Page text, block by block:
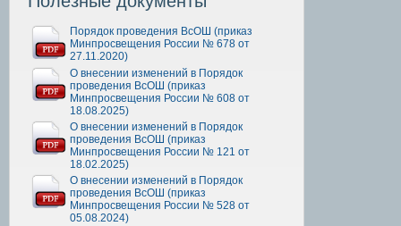
Порядок проведения ВсОШ (приказ
Минпросвещения России № 678 от
27.11.2020)
О внесении изменений в Порядок
проведения ВсОШ (приказ
Минпросвещения России № 608 от
18.08.2025)
О внесении изменений в Порядок
проведения ВсОШ (приказ
Минпросвещения России № 121 от
18.02.2025)
О внесении изменений в Порядок
проведения ВсОШ (приказ
Минпросвещения России № 528 от
05.08.2024)